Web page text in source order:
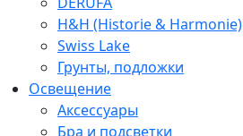
H&H (Historie & Harmonie)
Swiss Lake
Грунты, подложки
Освещение
Аксессуары
Бра и подсветки